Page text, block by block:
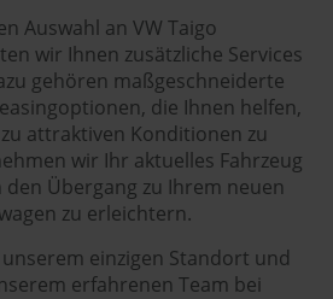
Auswahl an VW Taigo
wir Ihnen zusätzliche Services
gehören maßgeschneiderte
die Ihnen helfen,
attraktiven Konditionen zu
wir Ihr aktuelles Fahrzeug
Übergang zu Ihrem neuen
zu erleichtern.
einzigen Standort und
erfahrenen Team bei